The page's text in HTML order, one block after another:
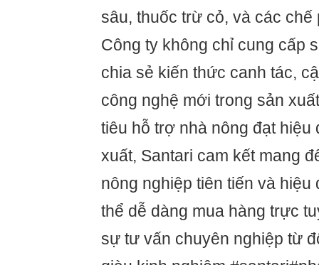
sâu, thuốc trừ cỏ, và các chế
Công ty không chỉ cung cấp
chia sẻ kiến thức canh tác,
công nghệ mới trong sản
tiêu hỗ trợ nhà nông đạt hiệu
xuất, Santari cam kết mang
nông nghiệp tiên tiến và hiệu
thể dễ dàng mua hàng trực
sự tư vấn chuyên nghiệp từ